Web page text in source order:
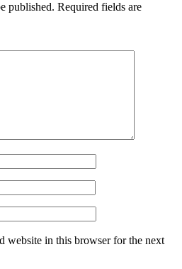
published. Required fields are
website in this browser for the next